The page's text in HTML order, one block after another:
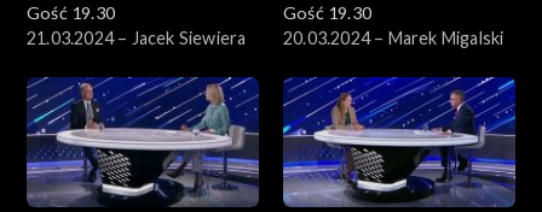
Gość 19.30
21.03.2024 – Jacek Siewiera
Gość 19.30
20.03.2024 – Marek Migalski